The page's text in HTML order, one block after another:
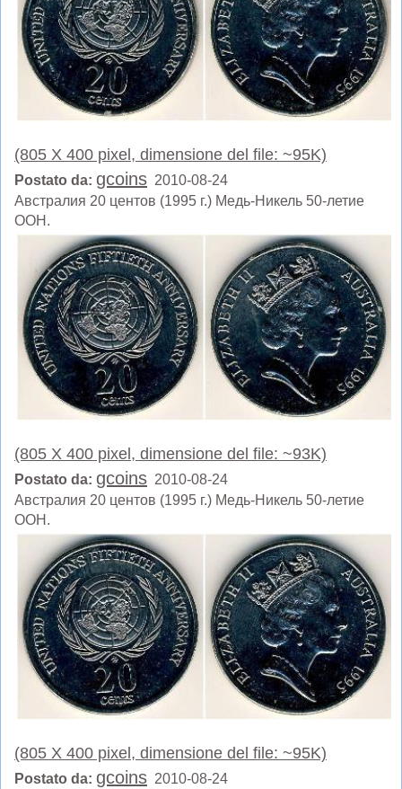
(805 X 400 pixel, dimensione del file: ~95K)
Postato da: gcoins 2010-08-24
Австралия 20 центов (1995 г.) Медь-Никель 50-летие
ООН.
(805 X 400 pixel, dimensione del file: ~93K)
Postato da: gcoins 2010-08-24
Австралия 20 центов (1995 г.) Медь-Никель 50-летие
ООН.
(805 X 400 pixel, dimensione del file: ~95K)
Postato da: gcoins 2010-08-24